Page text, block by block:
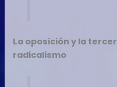
La oposición y la
radicalismo